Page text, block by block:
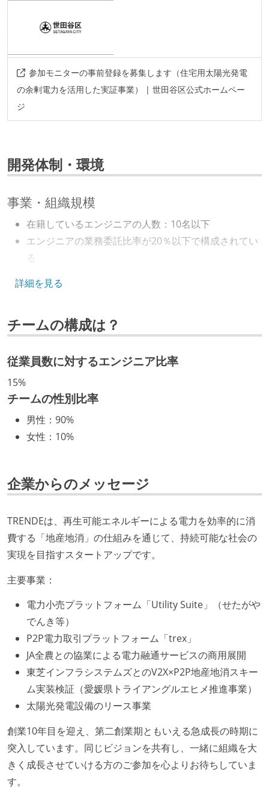
参加モニターの事前登録を募集します（住宅用太陽光発電
の余剰電力を活用した実証事業） | 世田谷区公式ホームペー
ジ
開発体制・環境
事業・組織規模
在籍しているエンジニアの人数：10名以下
エンジニアの業務委託比率が20％以下で構成されてい
る
年収800万円以上のエンジニアに、マネジメントの役
割を持たない人がいる
技術カルチャー
している
英語でコミュニケーションとる機会が社内にある
ロントエンド、バックエンド、インフラといった役割
いく姿勢が根付いている
1年以内に、技術負債を解消するためのプロジェクト
や、古くなったツールのリプレイスプロジェクトがボ
トムアップで実施されたことがある
任で好きなものを使うことができる
企画を決定する場に、実装を担当する開発メンバーが
参加している
タスクの見積もりは、実装を担当するメンバーが中心
となって行う
全体のスケジュール管理は、途中の成果を随時確認し
ながら、納期または盛り込む機能を柔軟に調整する形
で行う
プロダクトの開発言語やフレームワークなど主要な構
成技術は、基本的に最新版より1年以上ビハインドし
詳細を見る
チームの構成は？
従業員数に対するエンジニア比率
15%
チームの性別比率
男性 ： 90%
女性 ： 10%
企業からのメッセージ
TRENDEは、再生可能エネルギーによる電力を効率的に消
費する「地産地消」の仕組みを通じて、持続可能な社会の
実現を目指すスタートアップです。
主要事業：
電力小売プラットフォーム「Utility Suite」（せたがや
でんき等）
P2P電力取引プラットフォーム「trex」
JA全農との協業による電力融通サービスの商用展開
東芝インフラシステムズとのV2X×P2P地産地消スキー
ム実装検証（愛媛県トライアングルエヒメ推進事業）
太陽光発電設備のリース事業
創業10年目を迎え、第二創業期ともいえる急成長の時期に
突入しています。同じビジョンを共有し、一緒に組織を大
きく成長させていける方のご参加を心よりお待ちしていま
す。